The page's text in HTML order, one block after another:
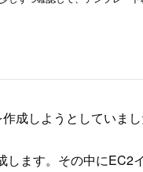
成しようとしていまし
ます。その中に